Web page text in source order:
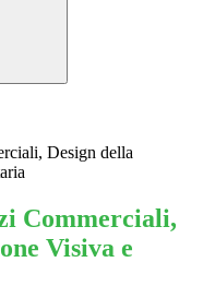
Design della
Commerciali,
Visiva e